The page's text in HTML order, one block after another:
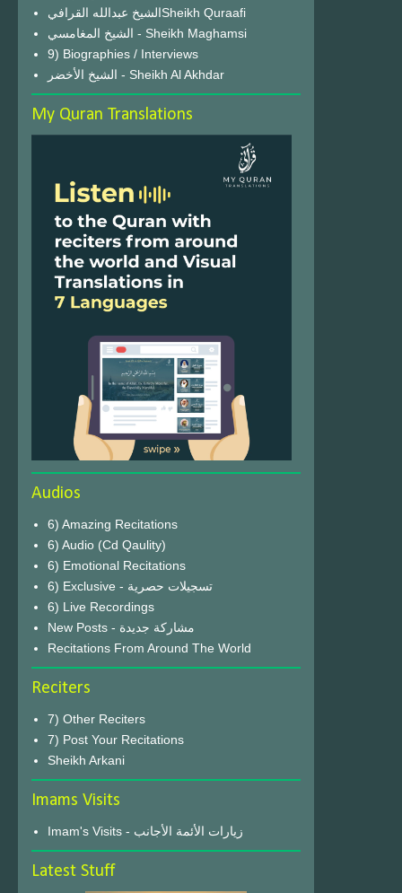
الشيخ عبدالله القرافيSheikh Quraafi
الشيخ المغامسي - Sheikh Maghamsi
9) Biographies / Interviews
الشيخ الأخضر - Sheikh Al Akhdar
My Quran Translations
Audios
6) Amazing Recitations
6) Audio (Cd Qaulity)
6) Emotional Recitations
6) Exclusive - تسجيلات حصرية
6) Live Recordings
New Posts - مشاركة جديدة
Recitations From Around The World
Reciters
7) Other Reciters
7) Post Your Recitations
Sheikh Arkani
Imams Visits
Imam's Visits - زيارات الأئمة الأجانب
Latest Stuff